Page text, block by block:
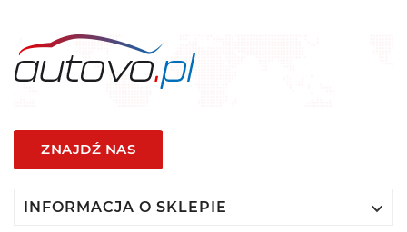
ZNAJDŹ NAS
INFORMACJA O SKLEPIE 